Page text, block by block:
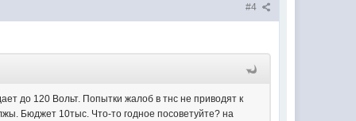
#4
до 120 Вольт. Попытки жалоб в тнс не приводят к
Бюджет 10тыс. Что-то годное посоветуйте? на